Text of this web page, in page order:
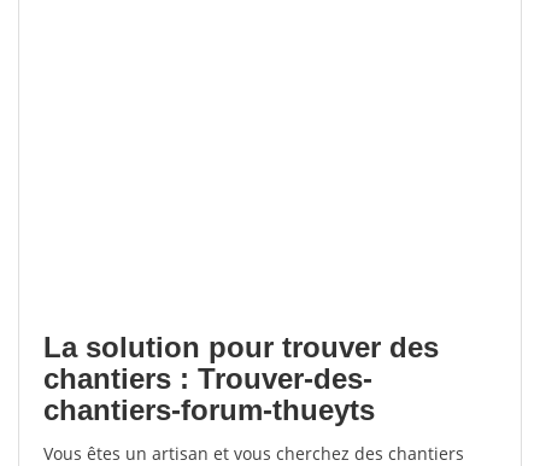
La solution pour trouver des
chantiers : Trouver-des-
chantiers-forum-thueyts
Vous êtes un artisan et vous cherchez des chantiers